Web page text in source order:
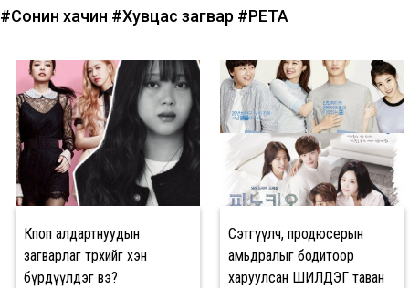
#Сонин хачин #Хувцас загвар #PETA
Кпоп алдартнуудын
загварлаг төрхийг хэн
бүрдүүлдэг вэ?
Сэтгүүлч, продюсерын
амьдралыг бодитоор
харуулсан ШИЛДЭГ таван